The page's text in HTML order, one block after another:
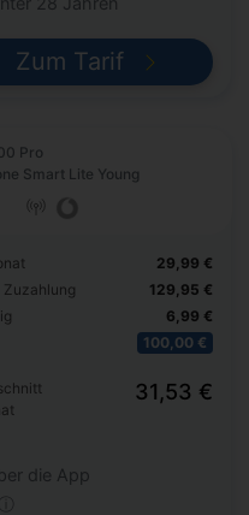
Zum Tarif
Pro
Smart Lite Young
Zuzahlung
29,99 €
129,95 €
6,99 €
100,00 €
31,53 €
die App